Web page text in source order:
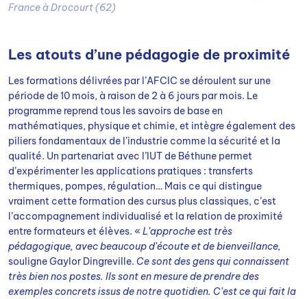
France à Drocourt (62)
Les atouts d’une pédagogie de proximité
Les formations délivrées par l’AFCIC se déroulent sur une
période de 10 mois, à raison de 2 à 6 jours par mois. Le
programme reprend tous les savoirs de base en
mathématiques, physique et chimie, et intègre également des
piliers fondamentaux de l’industrie comme la sécurité et la
qualité. Un partenariat avec l’IUT de Béthune permet
d’expérimenter les applications pratiques : transferts
thermiques, pompes, régulation… Mais ce qui distingue
vraiment cette formation des cursus plus classiques, c’est
l’accompagnement individualisé et la relation de proximité
entre formateurs et élèves. « L’approche est très
pédagogique, avec beaucoup d’écoute et de bienveillance,
souligne Gaylor Dingreville. Ce sont des gens qui connaissent
très bien nos postes. Ils sont en mesure de prendre des
exemples concrets issus de notre quotidien. C’est ce qui fait la